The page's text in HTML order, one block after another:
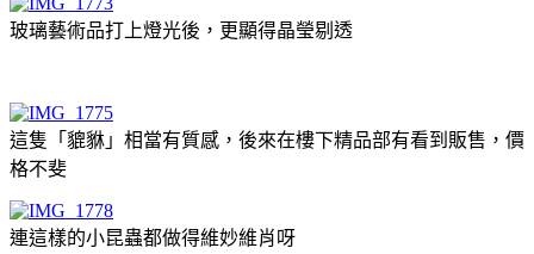
玻璃藝術品打上燈光後，更顯得晶瑩剔透
這隻「貔貅」相當有質感，後來在樓下精品部有看到販售，價
格不斐
連這樣的小昆蟲都做得維妙維肖呀